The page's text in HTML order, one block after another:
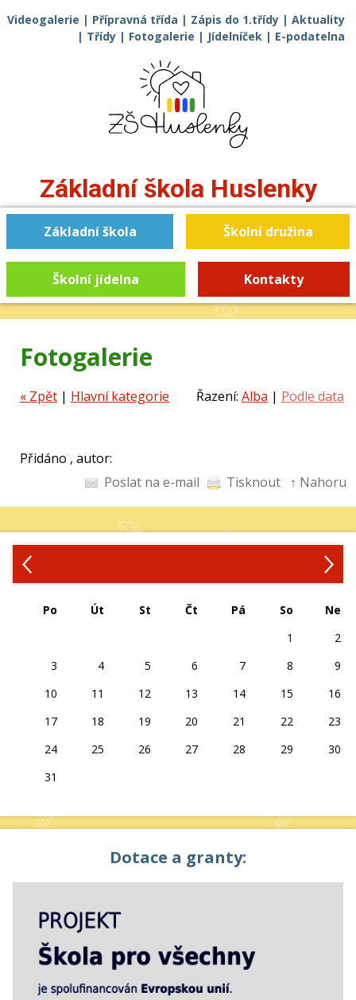
Videogalerie | Přípravná třída | Zápis do 1.třídy | Aktuality
| Třídy | Fotogalerie | Jídelníček | E-podatelna
Základní škola Huslenky
Základní škola Školní družina
Školní jídelna Kontakty
Fotogalerie
Řazení: Alba | Podle data
« Zpět | Hlavní kategorie
Přidáno , autor:
Poslat na e-mail
Tisknout ↑ Nahoru
‹
Po Út St Čt Pá So
Ne
1
2
3
4 5 6 7 8
9
10
11 12 13 14 15
16
17
18 19 20 21 22
23
24
25 26 27 28 29
30
31
Dotace a granty: